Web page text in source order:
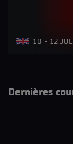
10 - 12 JUL
Dernières